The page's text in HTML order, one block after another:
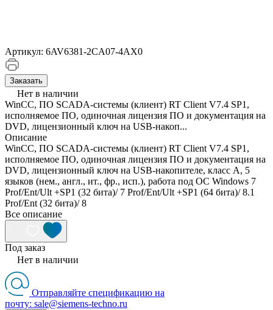
Артикул: 6AV6381-2CA07-4AX0
Заказать
Нет в наличии
WinCC, ПО SCADA-системы (клиент) RT Client V7.4 SP1,
исполняемое ПО, одиночная лицензия ПО и документация на
DVD, лицензионный ключ на USB-накоп...
Описание
WinCC, ПО SCADA-системы (клиент) RT Client V7.4 SP1,
исполняемое ПО, одиночная лицензия ПО и документация на
DVD, лицензионный ключ на USB-накопителе, класс A, 5
языков (нем., англ., ит., фр., исп.), работа под ОС Windows 7
Prof/Ent/Ult +SP1 (32 бита)/ 7 Prof/Ent/Ult +SP1 (64 бита)/ 8.1
Prof/Ent (32 бита)/ 8
Все описание
Под заказ
Нет в наличии
Отправляйте спецификацию на
почту: sale@siemens-techno.ru